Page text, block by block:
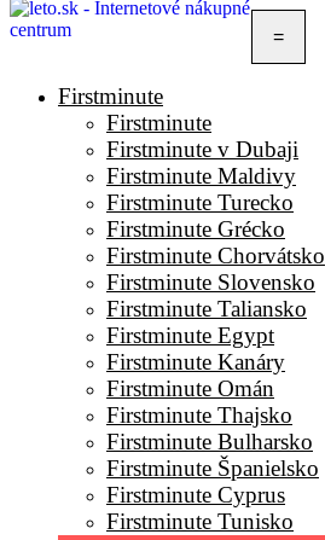
=
Firstminute
Firstminute
Firstminute v Dubaji
Firstminute Maldivy
Firstminute Turecko
Firstminute Grécko
Firstminute Chorvátsko
Firstminute Slovensko
Firstminute Taliansko
Firstminute Egypt
Firstminute Kanáry
Firstminute Omán
Firstminute Thajsko
Firstminute Bulharsko
Firstminute Španielsko
Firstminute Cyprus
Firstminute Tunisko